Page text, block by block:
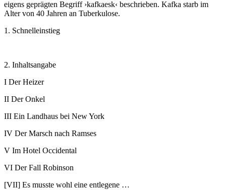
eigens geprägten Begriff ›kafkaesk‹ beschrieben. Kafka starb im
Alter von 40 Jahren an Tuberkulose.
1. Schnelleinstieg
2. Inhaltsangabe
I Der Heizer
II Der Onkel
III Ein Landhaus bei New York
IV Der Marsch nach Ramses
V Im Hotel Occidental
VI Der Fall Robinson
[VII] Es musste wohl eine entlegene …